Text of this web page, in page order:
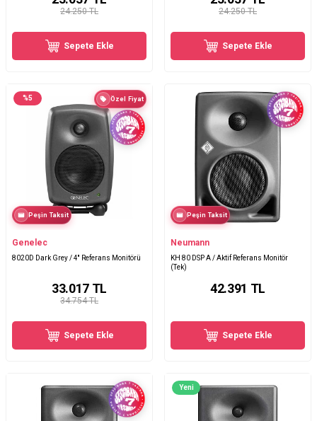
24.250 TL
Sepete Ekle
24.250 TL
Sepete Ekle
%5 Özel Fiyat
Peşin Taksit
Genelec
8020D Dark Grey / 4'' Referans Monitörü
34.754 TL
33.017TL
Sepete Ekle
Peşin Taksit
Neumann
KH 80 DSP A / Aktif Referans Monitör
(Tek)
42.391 TL
Sepete Ekle
Yeni